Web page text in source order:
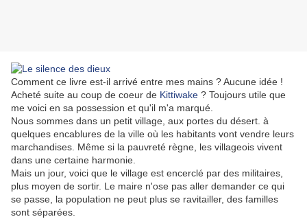
Comment ce livre est-il arrivé entre mes mains ? Aucune idée !
Acheté suite au coup de coeur de Kittiwake ? Toujours utile que
me voici en sa possession et qu'il m'a marqué.
Nous sommes dans un petit village, aux portes du désert. à
quelques encablures de la ville où les habitants vont vendre leurs
marchandises. Même si la pauvreté règne, les villageois vivent
dans une certaine harmonie.
Mais un jour, voici que le village est encerclé par des militaires,
plus moyen de sortir. Le maire n'ose pas aller demander ce qui
se passe, la population ne peut plus se ravitailler, des familles
sont séparées.